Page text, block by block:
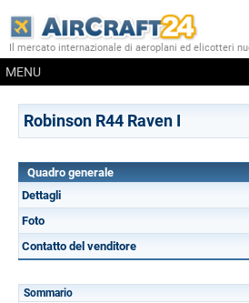
Il mercato internazionale di aeroplani ed elicotteri
MENU
Robinson R44 Raven I
Quadro generale
Dettagli
Foto
Contatto del venditore
Sommario